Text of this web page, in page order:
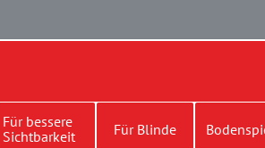
Für bessere
Sichtbarkeit
Für Blinde